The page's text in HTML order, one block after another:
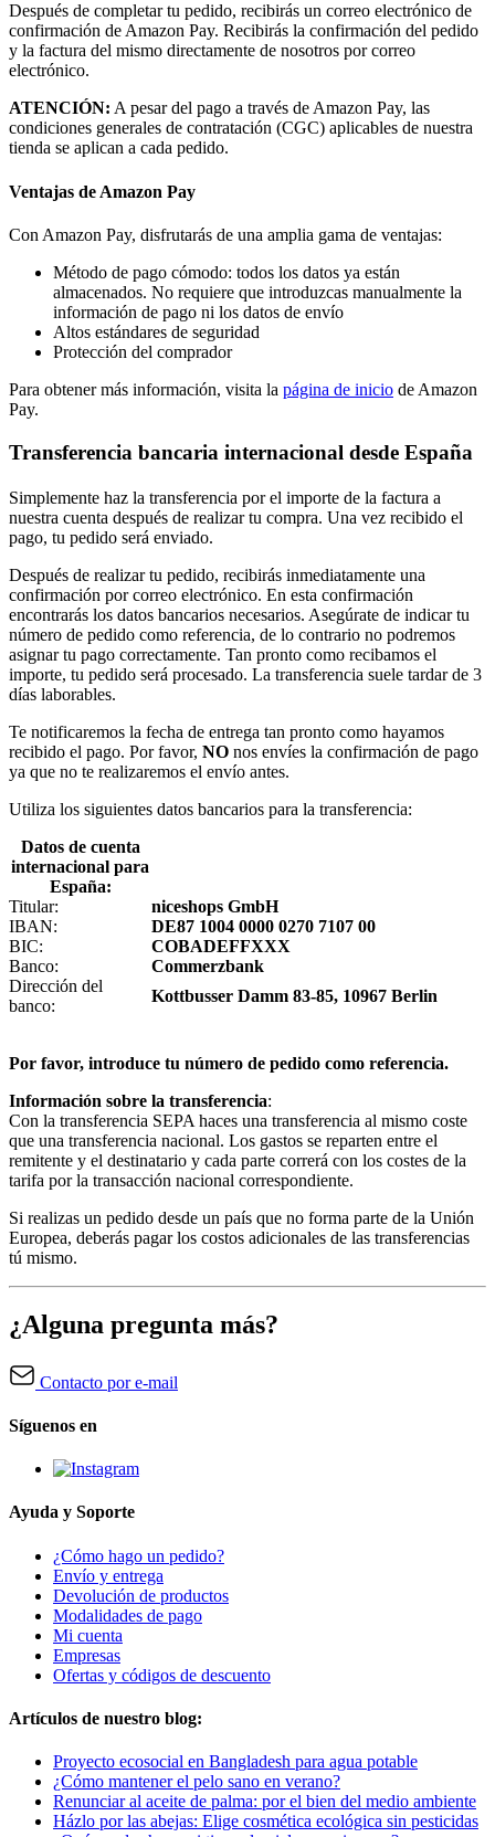
Después de completar tu pedido, recibirás un correo electrónico de
confirmación de Amazon Pay. Recibirás la confirmación del pedido
y la factura del mismo directamente de nosotros por correo
electrónico.
ATENCIÓN: A pesar del pago a través de Amazon Pay, las
condiciones generales de contratación (CGC) aplicables de nuestra
tienda se aplican a cada pedido.
Ventajas de Amazon Pay
Con Amazon Pay, disfrutarás de una amplia gama de ventajas:
Método de pago cómodo: todos los datos ya están
almacenados. No requiere que introduzcas manualmente la
información de pago ni los datos de envío
Altos estándares de seguridad
Protección del comprador
Para obtener más información, visita la página de inicio de Amazon
Pay.
Transferencia bancaria internacional desde España
Simplemente haz la transferencia por el importe de la factura a
nuestra cuenta después de realizar tu compra. Una vez recibido el
pago, tu pedido será enviado.
Después de realizar tu pedido, recibirás inmediatamente una
confirmación por correo electrónico. En esta confirmación
encontrarás los datos bancarios necesarios. Asegúrate de indicar tu
número de pedido como referencia, de lo contrario no podremos
asignar tu pago correctamente. Tan pronto como recibamos el
importe, tu pedido será procesado. La transferencia suele tardar de 3
días laborables.
Te notificaremos la fecha de entrega tan pronto como hayamos
recibido el pago. Por favor, NO nos envíes la confirmación de pago
ya que no te realizaremos el envío antes.
Utiliza los siguientes datos bancarios para la transferencia:
Datos de cuenta
internacional para
España:
Titular:
niceshops GmbH
IBAN:
DE87 1004 0000 0270 7107 00
BIC:
COBADEFFXXX
Banco:
Commerzbank
Dirección del
banco:
Kottbusser Damm 83-85, 10967 Berlin
Por favor, introduce tu número de pedido como referencia.
Información sobre la transferencia:
Con la transferencia SEPA haces una transferencia al mismo coste
que una transferencia nacional. Los gastos se reparten entre el
remitente y el destinatario y cada parte correrá con los costes de la
tarifa por la transacción nacional correspondiente.
Si realizas un pedido desde un país que no forma parte de la Unión
Europea, deberás pagar los costos adicionales de las transferencias
tú mismo.
¿Alguna pregunta más?
Contacto por e-mail
Síguenos en
Ayuda y Soporte
¿Cómo hago un pedido?
Envío y entrega
Devolución de productos
Modalidades de pago
Mi cuenta
Empresas
Ofertas y códigos de descuento
Artículos de nuestro blog:
Proyecto ecosocial en Bangladesh para agua potable
¿Cómo mantener el pelo sano en verano?
Renunciar al aceite de palma: por el bien del medio ambiente
Házlo por las abejas: Elige cosmética ecológica sin pesticidas